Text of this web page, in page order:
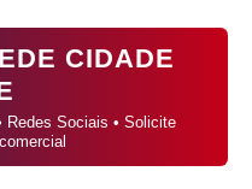
CIDADE
Redes Sociais • Solicite